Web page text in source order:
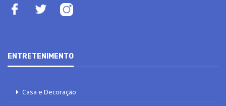
ENTRETENIMENTO
Casa e Decoração